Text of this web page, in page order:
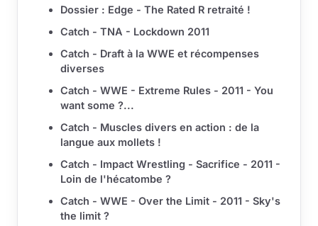
Dossier : Edge - The Rated R retraité !
Catch - TNA - Lockdown 2011
Catch - Draft à la WWE et récompenses
diverses
Catch - WWE - Extreme Rules - 2011 - You
want some ?...
Catch - Muscles divers en action : de la
langue aux mollets !
Catch - Impact Wrestling - Sacrifice - 2011 -
Loin de l'hécatombe ?
Catch - WWE - Over the Limit - 2011 - Sky's
the limit ?